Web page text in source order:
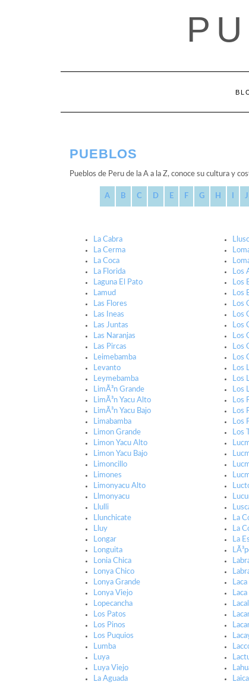
PUEBLOS
Pueblos de Peru de la A a la Z, conoce su cultura y
A B C D E F G H J
La Cabra
La Cerma
La Coca
La Florida
Laguna El Pato
Lamud
Las Flores
Las Ineas
Las Juntas
Las Naranjas
Las Pircas
Leimebamba
Levanto
Leymebamba
LimÃ³n Grande
LimÃ³n Yacu Alto
LimÃ³n Yacu Bajo
Limabamba
Limon Grande
Limon Yacu Alto
Limon Yacu Bajo
Limoncillo
Limones
Limonyacu Alto
Llmonyacu
Llulli
Llunchicate
Lluy
Longar
Longuita
Lonia Chica
Lonya Chico
Lonya Grande
Lonya Viejo
Lopecancha
Los Patos
Los Pinos
Los Puquios
Lumba
Luya
Luya Viejo
La Aguada
Los
Los
Los
Los
Los
Los
Los
Los
Los
Los
Los
Los
Los
Los
Los
Los
La
La
La
Laca